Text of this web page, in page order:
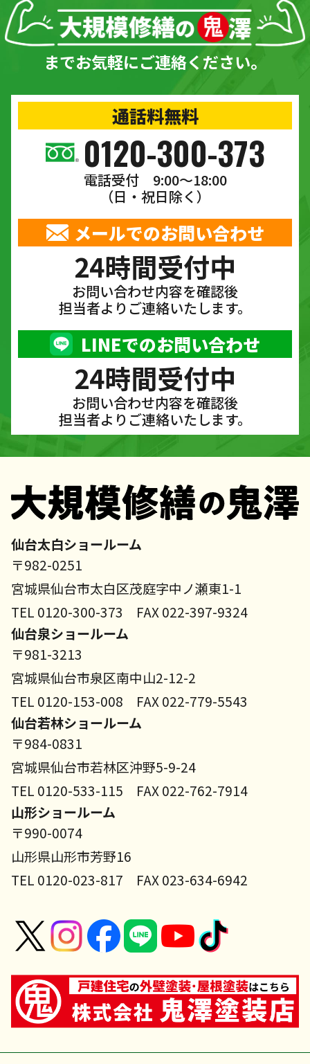
までお気軽にご連絡ください。
通話料無料
0120-300-373
電話受付 9:00〜18:00
（日・祝日除く）
メールでのお問い合わせ
24時間受付中
お問い合わせ内容を確認後
担当者よりご連絡いたします。
LINEでのお問い合わせ
24時間受付中
お問い合わせ内容を確認後
担当者よりご連絡いたします。
仙台太白ショールーム
〒982-0251
宮城県仙台市太白区茂庭字中ノ瀬東1-1
TEL 0120-300-373 FAX 022-397-9324
仙台泉ショールーム
〒981-3213
宮城県仙台市泉区南中山2-12-2
TEL 0120-153-008 FAX 022-779-5543
仙台若林ショールーム
〒984-0831
宮城県仙台市若林区沖野5-9-24
TEL 0120-533-115 FAX 022-762-7914
山形ショールーム
〒990-0074
山形県山形市芳野16
TEL 0120-023-817 FAX 023-634-6942